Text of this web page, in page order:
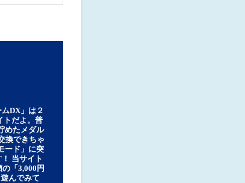
DX」は２
トだよ。普
めたメダル
換できちゃ
ード」に突
当サイト
「3,000円
んでみて